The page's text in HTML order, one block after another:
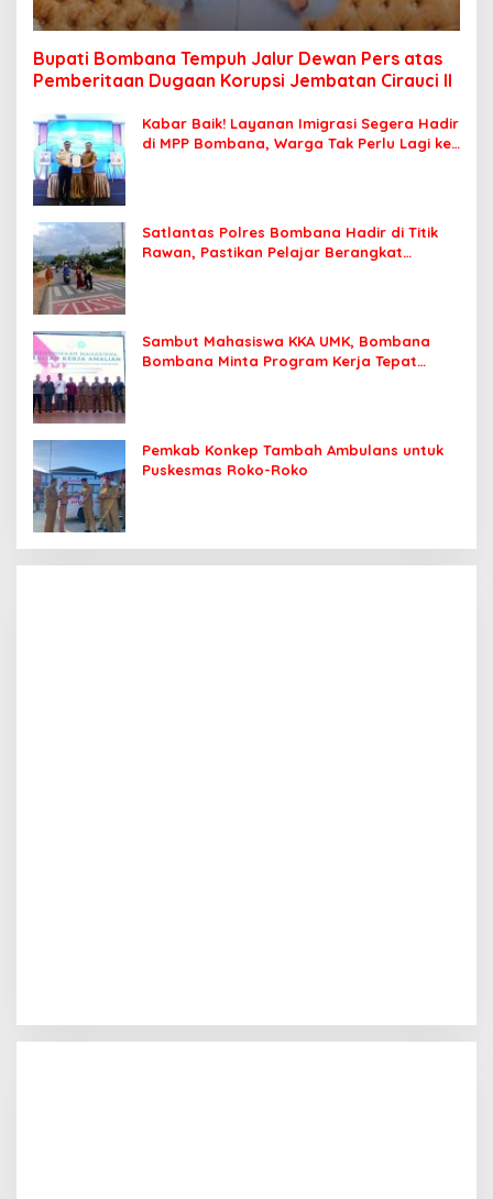
Bupati Bombana Tempuh Jalur Dewan Pers atas
Pemberitaan Dugaan Korupsi Jembatan Cirauci II
Kabar Baik! Layanan Imigrasi Segera Hadir
di MPP Bombana, Warga Tak Perlu Lagi ke
Satlantas Polres Bombana Hadir di Titik
Rawan, Pastikan Pelajar Berangkat
Sambut Mahasiswa KKA UMK, Bombana
Bombana Minta Program Kerja Tepat
Pemkab Konkep Tambah Ambulans untuk
Puskesmas Roko-Roko